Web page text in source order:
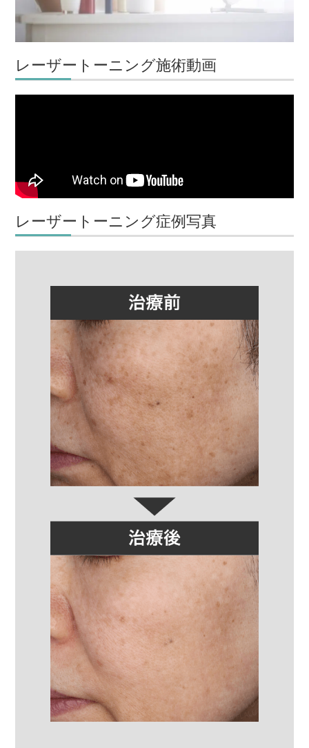
レーザートーニング施術動画
レーザートーニング症例写真